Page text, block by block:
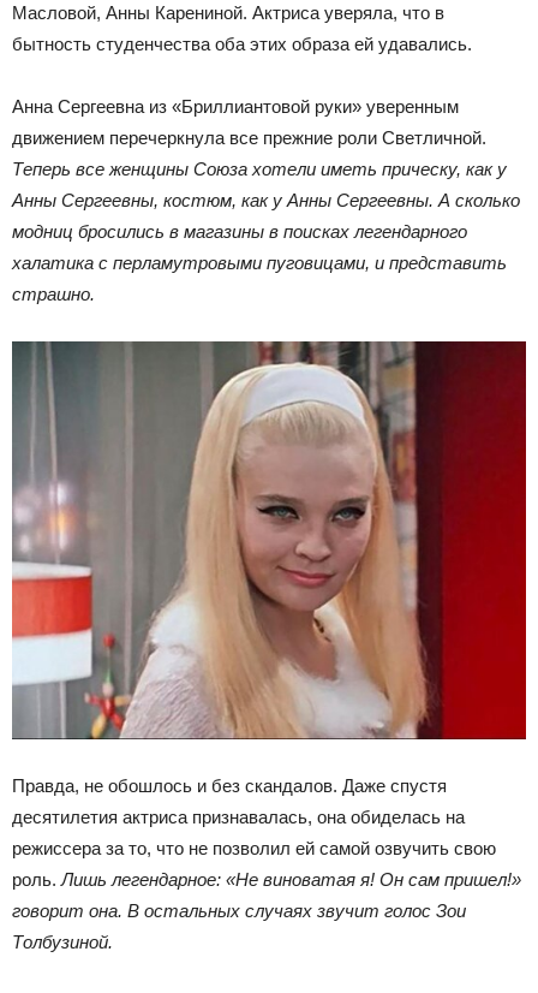
Масловой, Анны Карениной. Актриса уверяла, что в
бытность студенчества оба этих образа ей удавались.
Анна Сергеевна из «Бриллиантовой руки» уверенным
движением перечеркнула все прежние роли Светличной.
Теперь все женщины Союза хотели иметь прическу, как у
Анны Сергеевны, костюм, как у Анны Сергеевны. А сколько
модниц бросились в магазины в поисках легендарного
халатика с перламутровыми пуговицами, и представить
страшно.
Правда, не обошлось и без скандалов. Даже спустя
десятилетия актриса признавалась, она обиделась на
режиссера за то, что не позволил ей самой озвучить свою
роль. Лишь легендарное: «Не виноватая я! Он сам пришел!»
говорит она. В остальных случаях звучит голос Зои
Толбузиной.